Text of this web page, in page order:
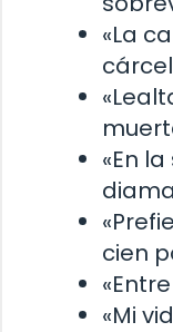
«La
«En
cien
«Mi